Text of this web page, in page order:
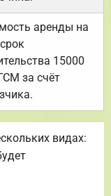
аренды на
15000
за счёт
видах: